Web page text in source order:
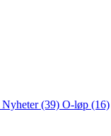
Nyheter (39) O-løp (16)